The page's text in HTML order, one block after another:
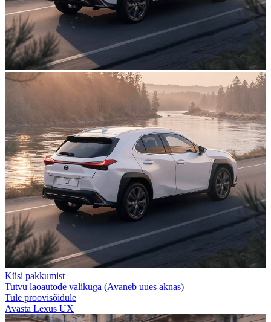
Küsi pakkumist
Tutvu laoautode valikuga (Avaneb uues aknas)
Tule proovisõidule
Avasta Lexus UX